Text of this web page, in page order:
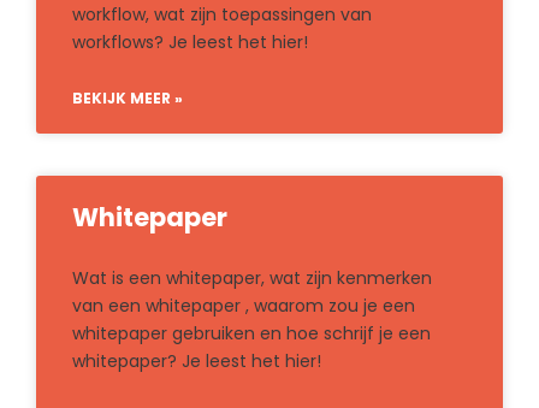
workflow, wat zijn toepassingen van
workflows? Je leest het hier!
BEKIJK MEER »
Whitepaper
Wat is een whitepaper, wat zijn kenmerken
van een whitepaper , waarom zou je een
whitepaper gebruiken en hoe schrijf je een
whitepaper? Je leest het hier!